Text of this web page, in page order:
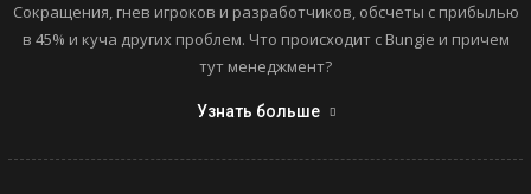
Сокращения, гнев игроков и разработчиков, обсчеты с прибылью
в 45% и куча других проблем. Что происходит с Bungie и причем
тут менеджмент?
Узнать больше